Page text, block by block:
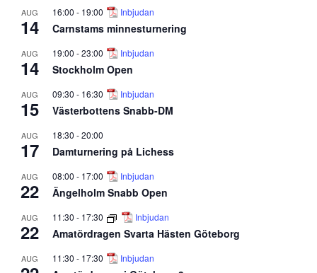
AUG
14
16:00 - 19:00 Inbjudan
Carnstams minnesturnering
AUG
14
19:00 -23:00 Inbjudan
Stockholm Open
AUG
15
09:30 - 16:30 Inbjudan
Västerbottens Snabb-DM
AUG
17
18:30 -20:00
Damturnering på Lichess
AUG
22
08:00 - 17:00 Inbjudan
Ängelholm Snabb Open
AUG
22
11:30 - 17:30 Inbjudan
Amatördragen Svarta Hästen Göteborg
AUG 11:30 - 17:30 Inbjudan